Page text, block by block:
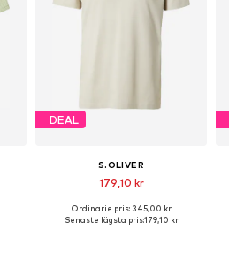
DEAL
S.OLIVER
179,10 kr
Ordinarie pris: 345,00 kr
Senaste lägsta pris:179,10 kr